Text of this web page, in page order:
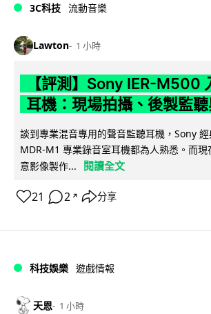
3C科技 流動音樂
Lawton 1 小時
【評測】Sony IER-M500
耳機：現場拍攝、後製監
談到專業混音專用的聲音監聽耳機，Sony
MDR-M1 專業錄音室耳機都為人熟悉。而現
意影像製作...
閱讀全文
21 2 ↗ 分享
科技娛樂 遊戲情報
天恩 1 小時